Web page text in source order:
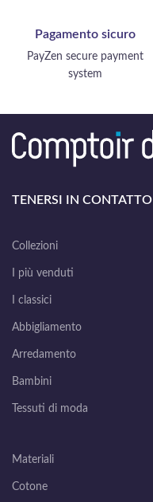
Pagamento sicuro
PayZen secure payment
system
TENERSI IN CONTATTO
Collezioni
I più venduti
I classici
Abbigliamento
Arredamento
Bambini
Tessuti di moda
Materiali
Cotone